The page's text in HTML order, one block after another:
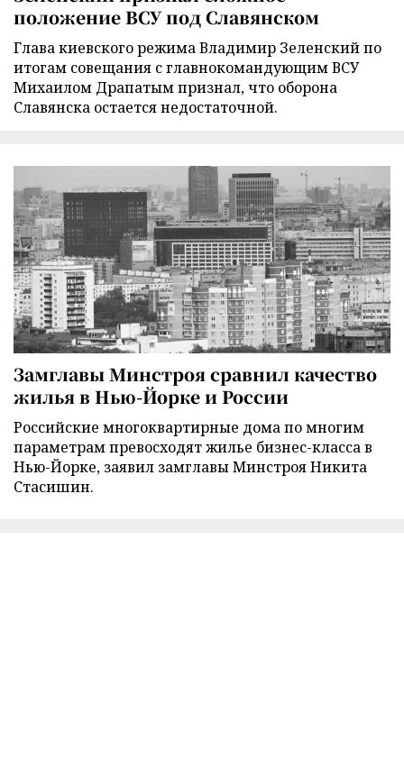
положение ВСУ под Славянском
Глава киевского режима Владимир Зеленский по
итогам совещания с главнокомандующим ВСУ
Михаилом Драпатым признал, что оборона
Славянска остается недостаточной.
Замглавы Минстроя сравнил качество
жилья в Нью-Йорке и России
Российские многоквартирные дома по многим
параметрам превосходят жилье бизнес-класса в
Нью-Йорке, заявил замглавы Минстроя Никита
Стасишин.